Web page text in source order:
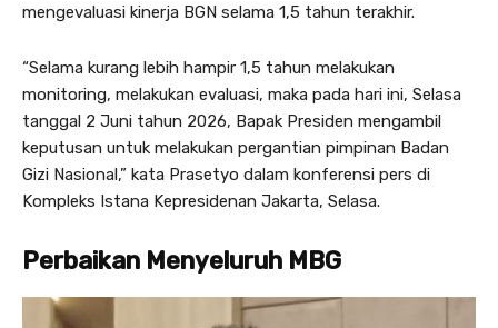
mengevaluasi kinerja BGN selama 1,5 tahun terakhir.
“Selama kurang lebih hampir 1,5 tahun melakukan
monitoring, melakukan evaluasi, maka pada hari ini, Selasa
tanggal 2 Juni tahun 2026, Bapak Presiden mengambil
keputusan untuk melakukan pergantian pimpinan Badan
Gizi Nasional,” kata Prasetyo dalam konferensi pers di
Kompleks Istana Kepresidenan Jakarta, Selasa.
Perbaikan Menyeluruh MBG